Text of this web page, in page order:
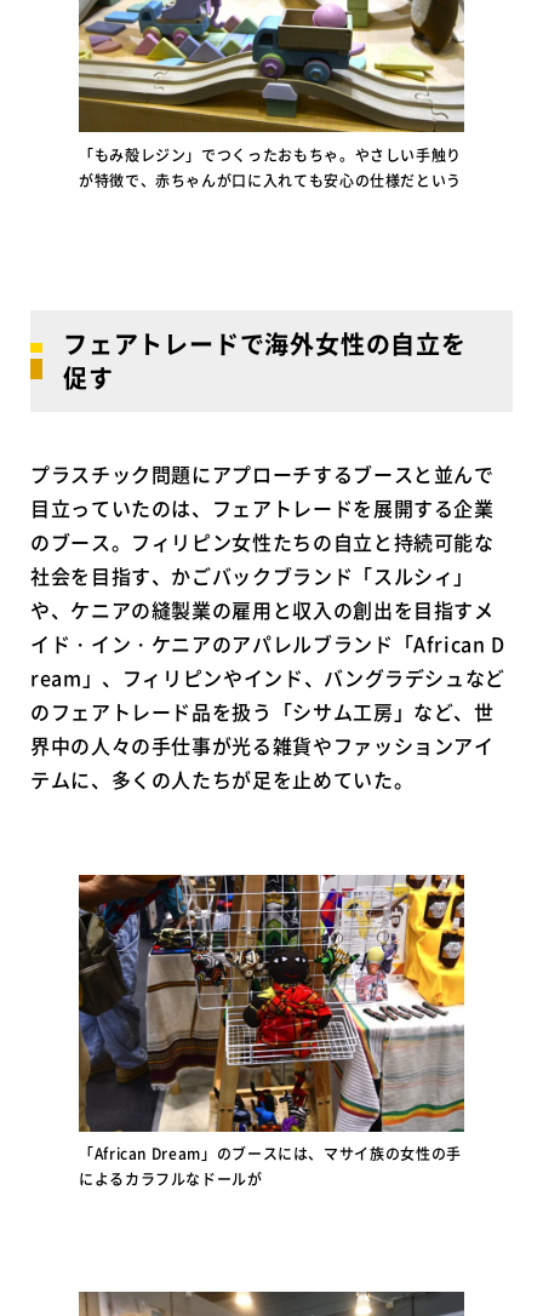
「もみ殻レジン」でつくったおもちゃ。やさしい手触り
が特徴で、赤ちゃんが口に入れても安心の仕様だという
フェアトレードで海外女性の自立を
促す
プラスチック問題にアプローチするブースと並んで
目立っていたのは、フェアトレードを展開する企業
のブース。フィリピン女性たちの自立と持続可能な
社会を目指す、かごバックブランド「スルシィ」
や、ケニアの縫製業の雇用と収入の創出を目指すメ
イド・イン・ケニアのアパレルブランド「African D
ream」、フィリピンやインド、バングラデシュなど
のフェアトレード品を扱う「シサム工房」など、世
界中の人々の手仕事が光る雑貨やファッションアイ
テムに、多くの人たちが足を止めていた。
「African Dream」のブースには、マサイ族の女性の手
によるカラフルなドールが